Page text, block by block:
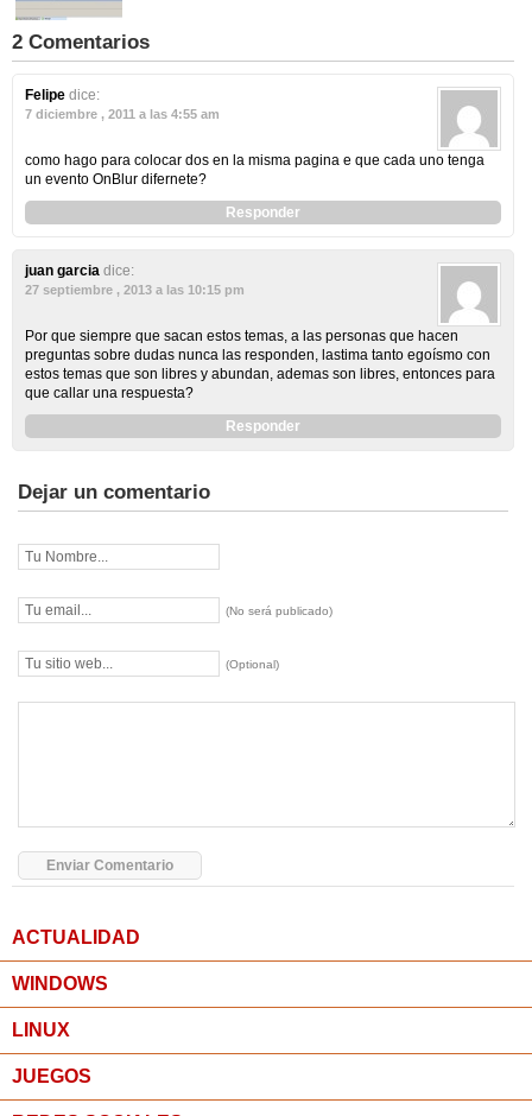
2 Comentarios
Felipe dice:
7 diciembre , 2011 a las 4:55 am
como hago para colocar dos en la misma pagina e que cada uno tenga
un evento OnBlur difernete?
Responder
juan garcia dice:
27 septiembre , 2013 a las 10:15 pm
Por que siempre que sacan estos temas, a las personas que hacen
preguntas sobre dudas nunca las responden, lastima tanto egoísmo con
estos temas que son libres y abundan, ademas son libres, entonces para
que callar una respuesta?
Responder
Dejar un comentario
(No será publicado)
(Optional)
ACTUALIDAD
WINDOWS
LINUX
JUEGOS